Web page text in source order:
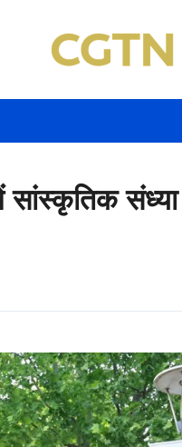
सांस्कृतिक संध्या